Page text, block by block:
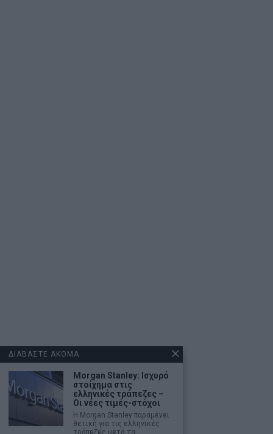
ΔΙΑΒΑΣΤΕ ΑΚΟΜΑ
Morgan Stanley: Ισχυρό
στοίχημα στις
ελληνικές τράπεζες –
Οι νέες τιμές-στόχοι
Η Morgan Stanley παραμένει
θετική για τις ελληνικές
τράπεζες μετά τα